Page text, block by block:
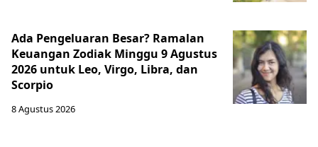
Ada Pengeluaran Besar? Ramalan
Keuangan Zodiak Minggu 9 Agustus
2026 untuk Leo, Virgo, Libra, dan
Scorpio
8 Agustus 2026